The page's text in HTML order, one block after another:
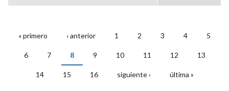
PÁGINAS
« primero ‹ anterior 1 2 3 4 5
6 7 8 9 10 11 12 13
14 15 16 siguiente › última »